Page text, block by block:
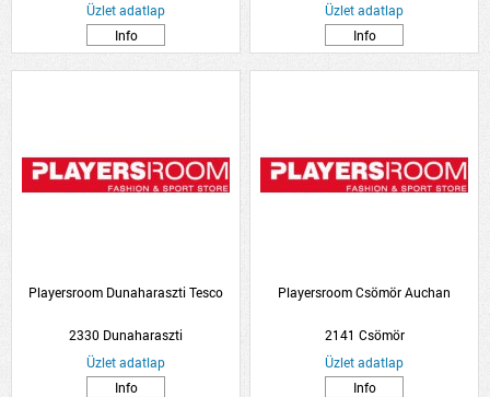
Üzlet adatlap
Info
Üzlet adatlap
Info
Playersroom Dunaharaszti Tesco
2330 Dunaharaszti
Üzlet adatlap
Info
Playersroom Csömör Auchan
2141 Csömör
Üzlet adatlap
Info